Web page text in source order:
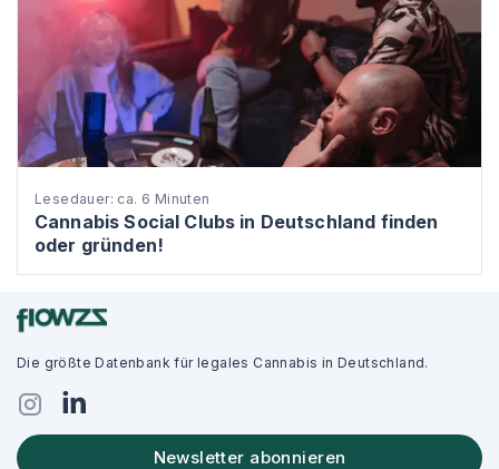
Lesedauer: ca. 6 Minuten
Cannabis Social Clubs in Deutschland finden
oder gründen!
Die größte Datenbank für legales Cannabis in Deutschland.
Newsletter abonnieren